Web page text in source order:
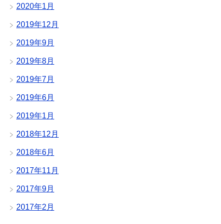
2020年1月
2019年12月
2019年9月
2019年8月
2019年7月
2019年6月
2019年1月
2018年12月
2018年6月
2017年11月
2017年9月
2017年2月